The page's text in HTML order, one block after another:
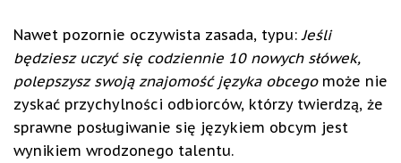
Nawet pozornie oczywista zasada, typu: Jeśli
będziesz uczyć się codziennie 10 nowych słówek,
polepszysz swoją znajomość języka obcegomoże nie
zyskać przychylności odbiorców, którzy twierdzą, że
sprawne posługiwanie się językiem obcym jest
wynikiem wrodzonego talentu.